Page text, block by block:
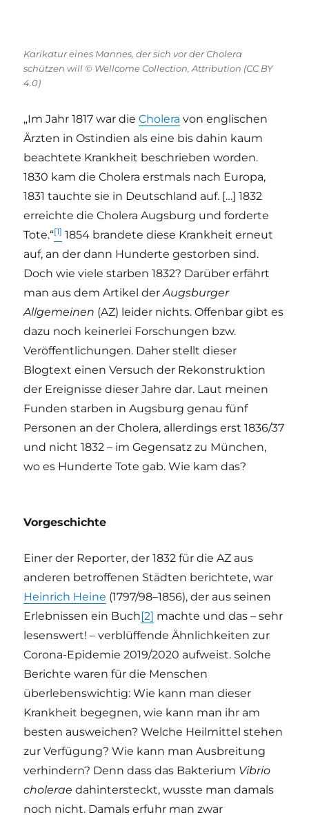
Karikatur eines Mannes, der sich vor der Cholera
schützen will © Wellcome Collection, Attribution (CC BY
4.0)
„Im Jahr 1817 war dieCholera von englischen
Ärzten in Ostindien als eine bis dahin kaum
beachtete Krankheit beschrieben worden.
1830 kam die Cholera erstmals nach Europa,
1831 tauchte sie in Deutschland auf. […] 1832
erreichte die Cholera Augsburg und forderte
Tote.“[1] 1854 brandete diese Krankheit erneut
auf, an der dann Hunderte gestorben sind.
Doch wie viele starben 1832? Darüber erfährt
man aus dem Artikel derAugsburger
Allgemeinen (AZ) leider nichts. Offenbar gibt es
dazu noch keinerlei Forschungen bzw.
Veröffentlichungen. Daher stellt dieser
Blogtext einen Versuch der Rekonstruktion
der Ereignisse dieser Jahre dar. Laut meinen
Funden starben in Augsburg genau fünf
Personen an der Cholera, allerdings erst 1836/37
und nicht 1832 – im Gegensatz zu München,
wo es Hunderte Tote gab. Wie kam das?
Vorgeschichte
Einer der Reporter, der 1832 für die AZ aus
anderen betroffenen Städten berichtete, war
Heinrich Heine (1797/98–1856), der aus seinen
Erlebnissen ein Buch[2] machte und das – sehr
lesenswert! – verblüffende Ähnlichkeiten zur
Corona-Epidemie 2019/2020 aufweist. Solche
Berichte waren für die Menschen
überlebenswichtig: Wie kann man dieser
Krankheit begegnen, wie kann man ihr am
besten ausweichen? Welche Heilmittel stehen
zur Verfügung? Wie kann man Ausbreitung
verhindern? Denn dass das Bakterium Vibrio
cholerae dahintersteckt, wusste man damals
noch nicht. Damals erfuhr man zwar